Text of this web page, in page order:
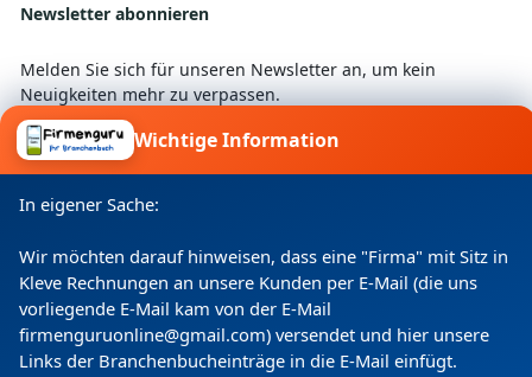
Newsletter abonnieren
Melden Sie sich für unseren Newsletter an, um kein
Neuigkeiten mehr zu verpassen.
Ich willige ein, dass meine Angaben laut
werden.
Wichtige Information
In eigener Sache:
Wir möchten darauf hinweisen, dass eine "Firma" mit Sitz in
Kleve Rechnungen an unsere Kunden per E-Mail (die uns
vorliegende E-Mail kam von der E-Mail
firmenguruonline@gmail.com) versendet und hier unsere
Links der Branchenbucheinträge in die E-Mail einfügt.